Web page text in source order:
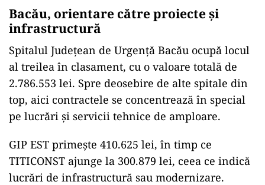
Bacău, orientare către proiecte și
infrastructură
Spitalul Județean de Urgență Bacău ocupă locul
al treilea în clasament, cu o valoare totală de
2.786.553 lei. Spre deosebire de alte spitale din
top, aici contractele se concentrează în special
pe lucrări și servicii tehnice de amploare.
GIP EST primește 410.625 lei, în timp ce
TITICONST ajunge la 300.879 lei, ceea ce indică
lucrări de infrastructură sau modernizare.